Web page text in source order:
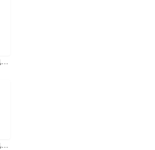
2026年3月24日中国有色网络电视新闻
2026年2月27日中国有色网络电视新闻